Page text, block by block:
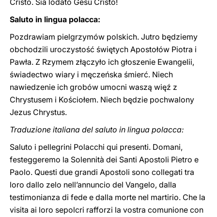
Cristo. Sia lodato Gesù Cristo!
Saluto in lingua polacca:
Pozdrawiam pielgrzymów polskich. Jutro będziemy
obchodzili uroczystość świętych Apostołów Piotra i
Pawła. Z Rzymem złączyło ich głoszenie Ewangelii,
świadectwo wiary i męczeńska śmierć. Niech
nawiedzenie ich grobów umocni waszą więź z
Chrystusem i Kościołem. Niech będzie pochwalony
Jezus Chrystus.
Traduzione italiana del saluto in lingua polacca:
Saluto i pellegrini Polacchi qui presenti. Domani,
festeggeremo la Solennità dei Santi Apostoli Pietro e
Paolo. Questi due grandi Apostoli sono collegati tra
loro dallo zelo nell’annuncio del Vangelo, dalla
testimonianza di fede e dalla morte nel martirio. Che la
visita ai loro sepolcri rafforzi la vostra comunione con